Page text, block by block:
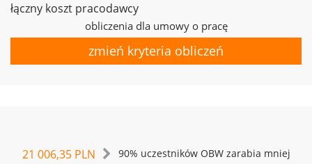
łączny koszt pracodawcy
obliczenia dla umowy o pracę
zmień kryteria obliczeń
21 006,35 PLN 90% uczestników OBW zarabia mniej